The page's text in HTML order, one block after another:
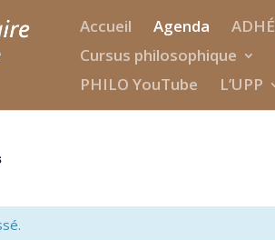
Accueil Agenda
Cursus philosophique
PHILO YouTube
L’UPP